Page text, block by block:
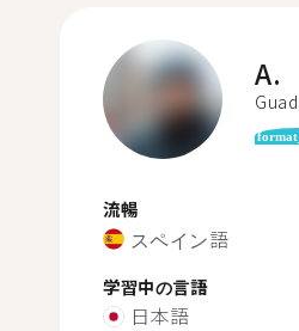
A.
流暢
スペイン語
学習中の言語
日本語